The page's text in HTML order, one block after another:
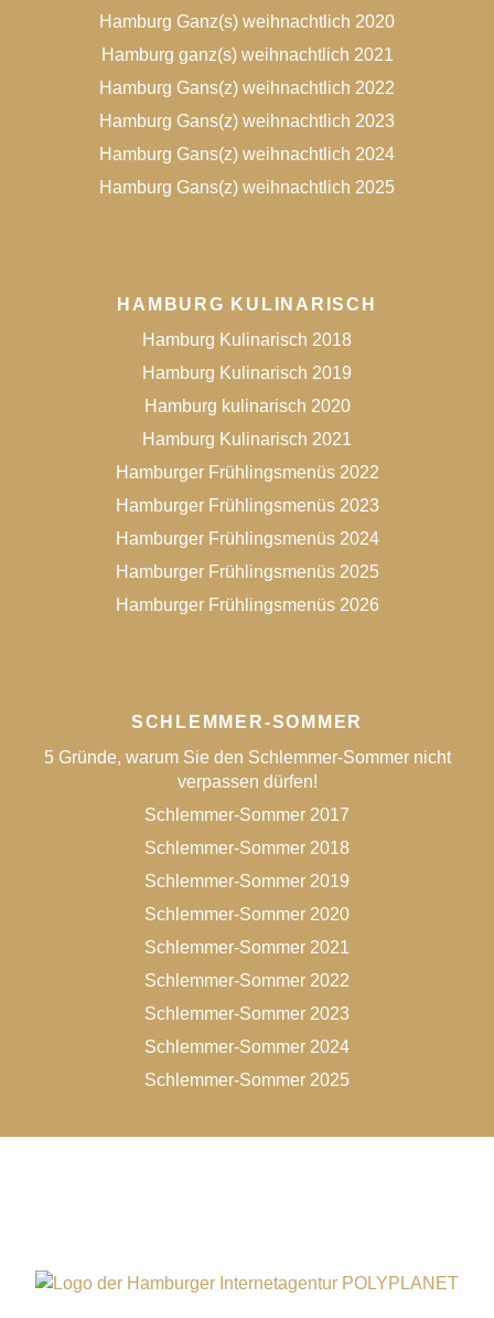
Hamburg Ganz(s) weihnachtlich 2020
Hamburg ganz(s) weihnachtlich 2021
Hamburg Gans(z) weihnachtlich 2022
Hamburg Gans(z) weihnachtlich 2023
Hamburg Gans(z) weihnachtlich 2024
Hamburg Gans(z) weihnachtlich 2025
HAMBURG KULINARISCH
Hamburg Kulinarisch 2018
Hamburg Kulinarisch 2019
Hamburg kulinarisch 2020
Hamburg Kulinarisch 2021
Hamburger Frühlingsmenüs 2022
Hamburger Frühlingsmenüs 2023
Hamburger Frühlingsmenüs 2024
Hamburger Frühlingsmenüs 2025
Hamburger Frühlingsmenüs 2026
SCHLEMMER-SOMMER
5 Gründe, warum Sie den Schlemmer-Sommer nicht
verpassen dürfen!
Schlemmer-Sommer 2017
Schlemmer-Sommer 2018
Schlemmer-Sommer 2019
Schlemmer-Sommer 2020
Schlemmer-Sommer 2021
Schlemmer-Sommer 2022
Schlemmer-Sommer 2023
Schlemmer-Sommer 2024
Schlemmer-Sommer 2025